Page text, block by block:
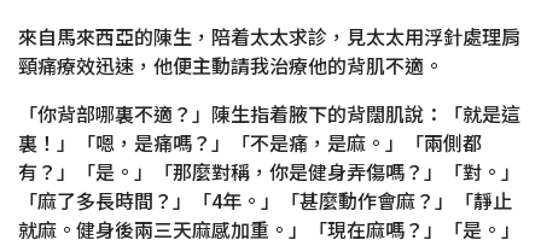
來自馬來西亞的陳生，陪着太太求診，見太太用浮針處理肩
頸痛療效迅速，他便主動請我治療他的背肌不適。
「你背部哪裏不適？」陳生指着腋下的背闊肌說：「就是這
裏！」「嗯，是痛嗎？」「不是痛，是麻。」「兩側都
有？」「是。」「那麼對稱，你是健身弄傷嗎？」「對。」
「麻了多長時間？」「4年。」「甚麼動作會麻？」「靜止
就麻。健身後兩三天麻感加重。」「現在麻嗎？」「是。」